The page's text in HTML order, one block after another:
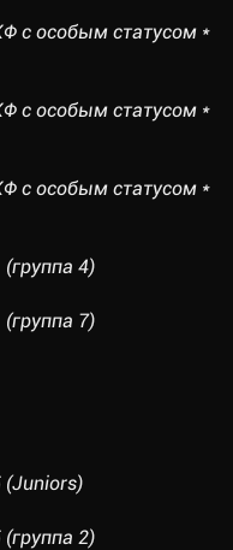
с особым статусом *
с особым статусом *
с особым статусом *
4)
7)
2)